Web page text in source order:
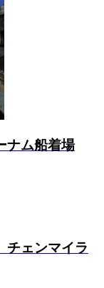
ナム船着場
チェンマイラ